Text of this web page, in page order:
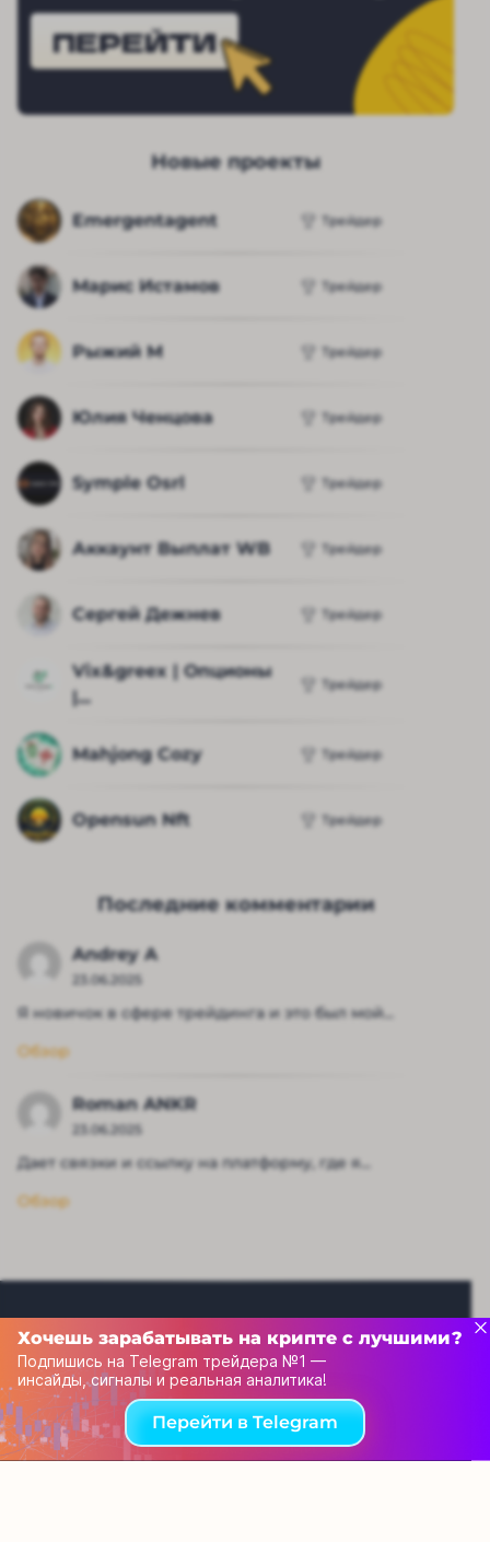
ПЕРЕЙТИ
Новые проекты
Emergentagent Трейдер
Марис Истамов Трейдер
Рыжий М Трейдер
Юлия Ченцова Трейдер
Symple Osrl Трейдер
Аккаунт Выплат WB Трейдер
Сергей Дежнев Трейдер
Vix&greex | Опционы
|...
Трейдер
Mahjong Cozy Трейдер
Opensun Nft Трейдер
Последние комментарии
Andrey A
23.06.2025
Я новичок в сфере трейдинга и это был мой...
Обзор
Roman ANKR
23.06.2025
Дает связки и ссылку на платформу, где я...
Обзор
Рейтинг капперов
Связаться с нами
Хочешь зарабатывать на крипте с лучшими?
Подпишись на Telegram трейдера №1 —
инсайды, сигналы и реальная аналитика!
Перейти в Telegram